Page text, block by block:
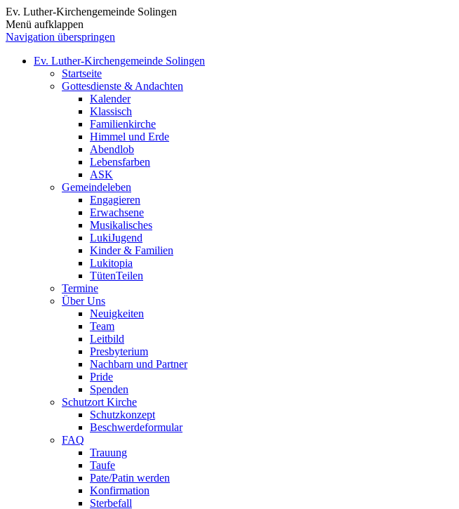
Ev. Luther-Kirchengemeinde Solingen
Menü aufklappen
Navigation überspringen
Ev. Luther-Kirchengemeinde Solingen
Startseite
Gottesdienste & Andachten
Kalender
Klassisch
Familienkirche
Himmel und Erde
Abendlob
Lebensfarben
ASK
Gemeindeleben
Engagieren
Erwachsene
Musikalisches
LukiJugend
Kinder & Familien
Lukitopia
TütenTeilen
Termine
Über Uns
Neuigkeiten
Team
Leitbild
Presbyterium
Nachbarn und Partner
Pride
Spenden
Schutzort Kirche
Schutzkonzept
Beschwerdeformular
FAQ
Trauung
Taufe
Pate/Patin werden
Konfirmation
Sterbefall